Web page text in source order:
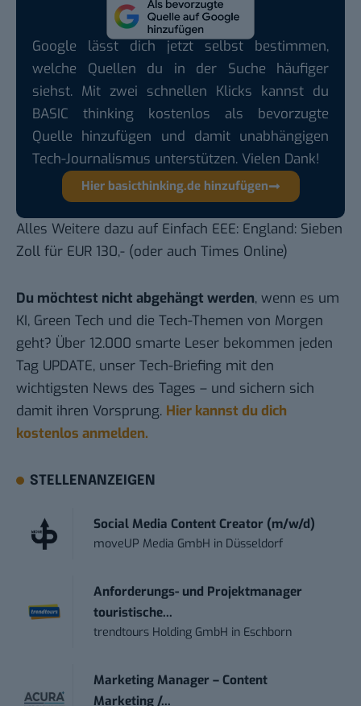
Google lässt dich jetzt selbst bestimmen,
welche Quellen du in der Suche häufiger
siehst. Mit zwei schnellen Klicks kannst du
BASIC thinking kostenlos als bevorzugte
Quelle hinzufügen und damit unabhängigen
Tech-Journalismus unterstützen. Vielen Dank!
Hier basicthinking.de hinzufügen
Alles Weitere dazu auf Einfach EEE: England: Sieben
Zoll für EUR 130,- (oder auch Times Online)
Du möchtest nicht abgehängt werden, wenn es um
KI, Green Tech und die Tech-Themen von Morgen
geht? Über 12.000 smarte Leser bekommen jeden
Tag UPDATE, unser Tech-Briefing mit den
wichtigsten News des Tages – und sichern sich
damit ihren Vorsprung. Hier kannst du dich
kostenlos anmelden.
STELLENANZEIGEN
Social Media Content Creator (m/w/d)
moveUP Media GmbH in Düsseldorf
Anforderungs- und Projektmanager
touristische...
trendtours Holding GmbH in Eschborn
Marketing Manager – Content
Marketing /...